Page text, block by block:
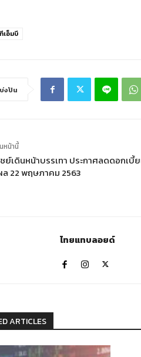
ทีเอ็มบี
งปัน
หน้านี้
เดินหน้าบรรเทา ประกาศลดดอกเบี้ย
ล 22 พฤษภาคม 2563
ไทยแทบลอยด์
ARTICLES